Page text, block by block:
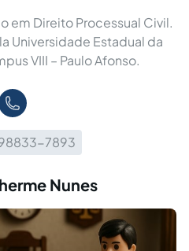
em Direito Processual Civil.
Universidade Estadual da
VIII – Paulo Afonso.
7893
Nunes